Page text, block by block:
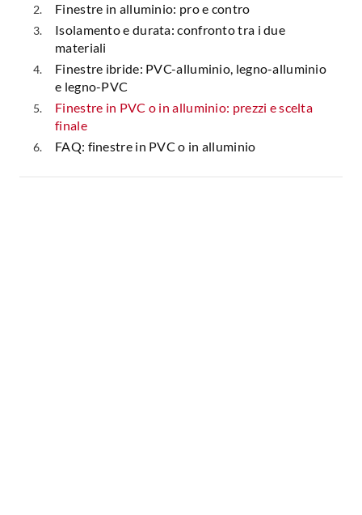
Finestre in alluminio: pro e contro
Isolamento e durata: confronto tra i due
materiali
Finestre ibride: PVC-alluminio, legno-alluminio
e legno-PVC
Finestre in PVC o in alluminio: prezzi e scelta
finale
FAQ: finestre in PVC o in alluminio